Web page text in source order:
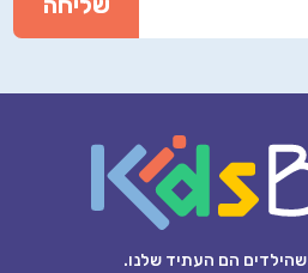
שהילדים הם העתיד שלנו.